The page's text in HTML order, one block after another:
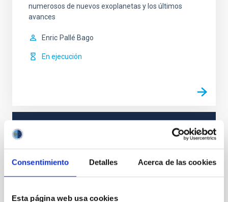
Consentimiento Detalles Acerca de las cookies
Esta página web usa cookies
numerosos de nuevos exoplanetas y los últimos
avances
Enric Pallé Bago
En ejecución